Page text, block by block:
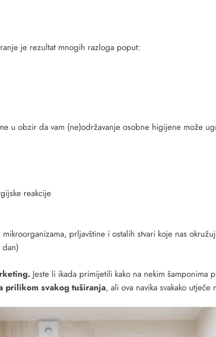
je rezultat mnogih razloga poput:
u obzir da vam (ne)održavanje osobne higijene može
reakcije
prljavštine i ostalih stvari koje nas
Jeste li ikada primijetili kako na nekim šamponima
prilikom svakog tuširanja, ali ova navika svakako